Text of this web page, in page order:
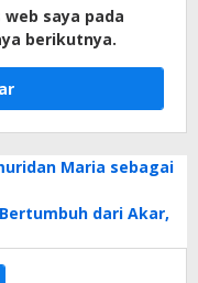
saya pada
berikutnya.
Maria sebagai
dari Akar,